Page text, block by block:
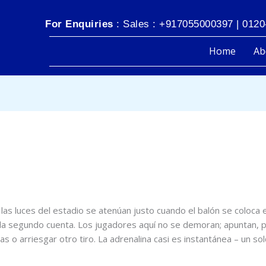
For Enquiries : Sales : +917055000397 |
Home
luces del estadio se atenúan justo cuando el balón se coloca
segundo cuenta. Los jugadores aquí no se demoran; apuntan,
o arriesgar otro tiro. La adrenalina casi es instantánea – un